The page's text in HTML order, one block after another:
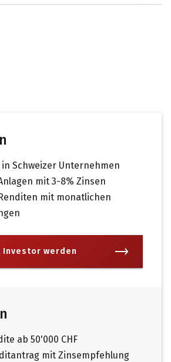
Schweizer Unternehmen
mit 3-8% Zinsen
mit monatlichen
Investor werden
ab 50'000 CHF
mit Zinsempfehlung